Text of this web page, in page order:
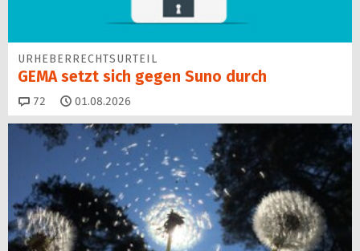
URHEBERRECHTSURTEIL
GEMA setzt sich gegen Suno durch
72 Kommentare
01.08.2026